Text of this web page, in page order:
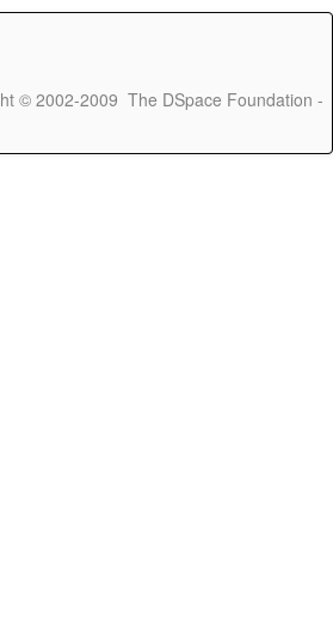
© 2002-2009 The DSpace Foundation -